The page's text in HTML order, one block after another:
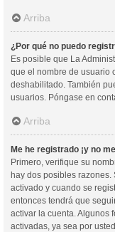
Arriba
¿Por qué no puedo
Es posible que La
que el nombre de usuario
deshabilitado. También
usuarios. Póngase en
Arriba
Me he registrado ¡y no
Primero, verifique su
hay dos posibles razones.
activado y cuando se
entonces tendrá que
activar la cuenta. Algunos
activadas, ya sea por